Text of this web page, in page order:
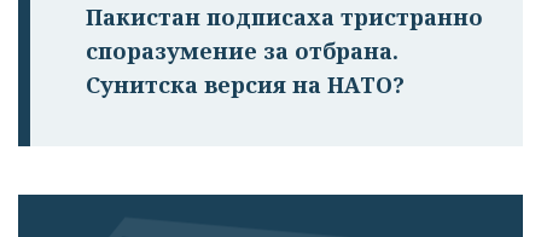
Пакистан подписаха тристранно
споразумение за отбрана.
Сунитска версия на НАТО?